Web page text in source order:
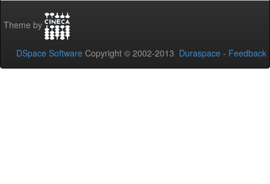
Theme by
DSpace Software Copyright © 2002-2013 Duraspace - Feedback